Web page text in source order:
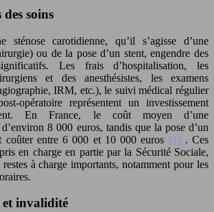
soins
sténose carotidienne, qu’il s’agisse d’une
ou de la pose d’un stent, engendre des
Les frais d’hospitalisation, les
et des anesthésistes, les examens
IRM, etc.), le suivi médical régulier
opératoire représentent un investissement
En France, le coût moyen d’une
8 000 euros, tandis que la pose d’un
coûter entre 6 000 et 10 000 euros [1] . Ces
en charge en partie par la Sécurité Sociale,
à charge importants, notamment pour les
invalidité